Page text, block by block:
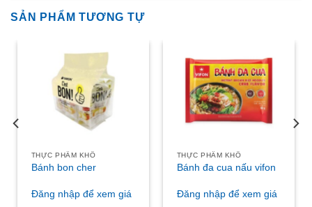
SẢN PHẨM TƯƠNG TỰ
THỰC PHẨM KHÔ
Bánh bon cher
Đăng nhập để xem giá
THỰC PHẨM KHÔ
Bánh đa cua nấu vifon
Đăng nhập để xem giá